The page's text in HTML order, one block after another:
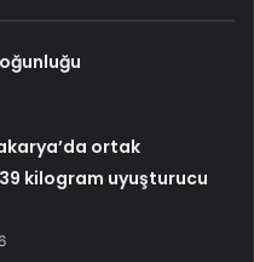
ortak
kilogram uyuşturucu